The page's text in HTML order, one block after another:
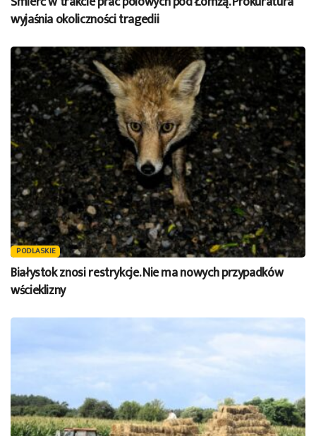
wyjaśnia okoliczności tragedii
PODLASKIE
Białystok znosi restrykcje. Nie ma nowych przypadków
wścieklizny